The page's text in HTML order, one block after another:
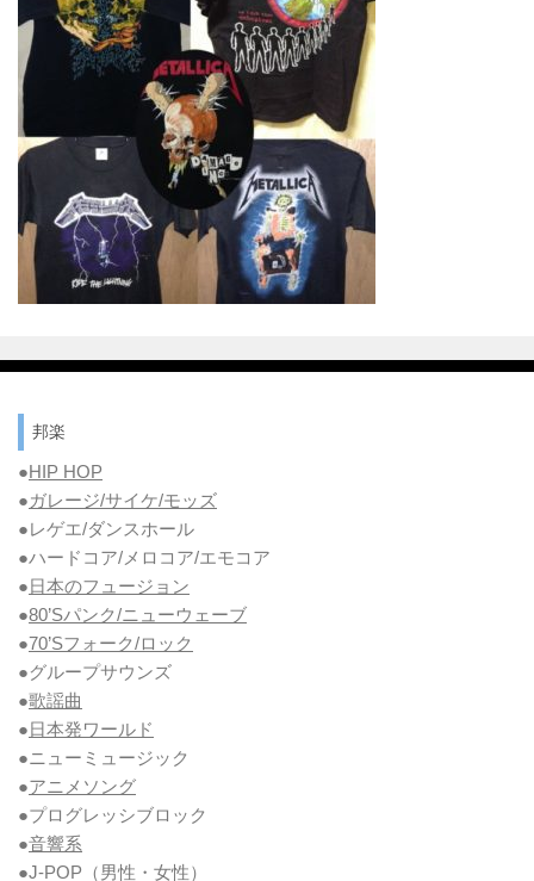
邦楽
●HIP HOP
●ガレージ/サイケ/モッズ
●レゲエ/ダンスホール
●ハードコア/メロコア/エモコア
●日本のフュージョン
●80’Sパンク/ニューウェーブ
●70’Sフォーク/ロック
●グループサウンズ
●歌謡曲
●日本発ワールド
●ニューミュージック
●アニメソング
●プログレッシブロック
●音響系
●J-POP（男性・女性）